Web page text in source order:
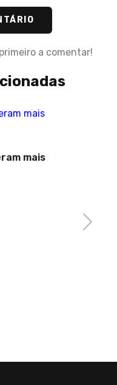
a comentar!
mais
Next